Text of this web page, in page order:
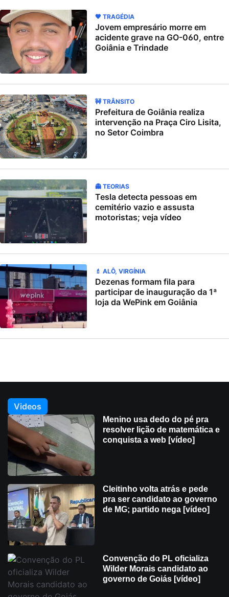
🖤 TRAGÉDIA
Jovem empresário morre em
acidente grave na GO-060, entre
Goiânia e Trindade
🚧 TRÂNSITO
Prefeitura de Goiânia realiza
intervenção na Praça Ciro Lisita,
no Setor Coimbra
👻 TEORIAS
Tesla detecta pessoas em
cemitério vazio e assusta
motoristas; veja vídeo
💄 ALÔ, VIRGÍNIA
Dezenas formam fila para
participar de inauguração da 1ª
loja da WePink em Goiânia
Videos
Menino usa dedo do pé pra
resolver lição de matemática e
conquista a web [vídeo]
Cleitinho volta atrás e pede
pra ser candidato ao governo
de MG; partido nega [vídeo]
Convenção do PL oficializa
Wilder Morais candidato ao
governo de Goiás [vídeo]